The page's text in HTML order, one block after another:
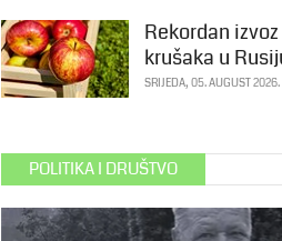
Rekordan
krušaka u
SRIJEDA, 05. AUGUST 2026.
POLITIKA I DRUŠTVO